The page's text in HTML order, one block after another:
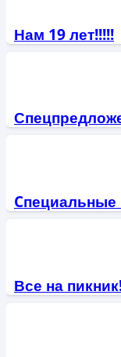
Нам 19 лет!!!!!
Все на